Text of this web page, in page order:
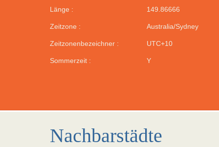
Länge : 149.86666
Zeitzone : Australia/Sydney
Zeitzonenbezeichner : UTC+10
Sommerzeit : Y
Nachbarstädte